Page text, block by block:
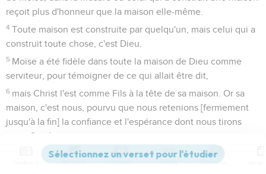
reçoit plus d'honneur que la maison elle-même.
4 Toute maison est construite par quelqu'un, mais celui qui a
construit toute chose, c'est Dieu.
5 Moïse a été fidèle dans toute la maison de Dieu comme
serviteur, pour témoigner de ce qui allait être dit,
6 mais Christ l'est comme Fils à la tête de sa maison. Or sa
maison, c'est nous, pourvu que nous retenions [fermement
jusqu'à la fin] la confiance et l'espérance dont nous tirons
notre fierté.
Le repos réservé au peuple de Dieu
Versions Commentaires Strong